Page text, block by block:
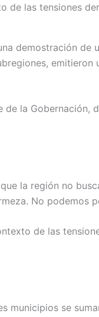
de las tensiones
demostración de
de la
la región no
No podemos
de las
municipios se